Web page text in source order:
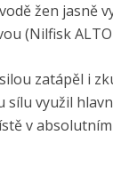
žen jasně
(Nilfisk
zatápěl i
využil
v